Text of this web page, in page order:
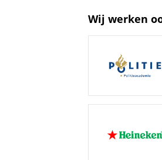
Wij werken